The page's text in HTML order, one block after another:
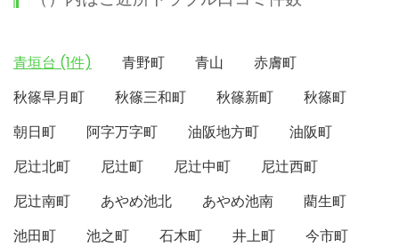
青垣台 (1件) 青野町 青山
赤膚町
秋篠早月町
秋篠三和町 秋篠新町
秋篠町
朝日町
阿字万字町 油阪地方町
油阪町
尼辻北町
尼辻町 尼辻中町
尼辻西町
尼辻南町
あやめ池北 あやめ池南
藺生町
池田町
池之町 石木町 井上町
今市町